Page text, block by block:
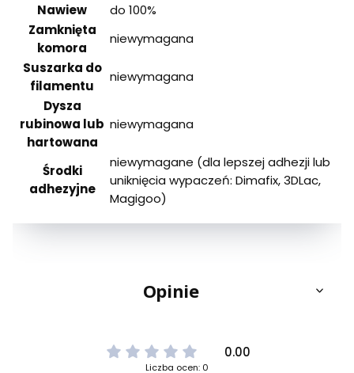
Nawiew
do 100%
Zamknięta
komora
niewymagana
Suszarka do
filamentu
niewymagana
Dysza
rubinowa lub
hartowana
niewymagana
Środki
adhezyjne
niewymagane (dla lepszej adhezji lub
uniknięcia wypaczeń: Dimafix, 3DLac,
Magigoo)
Opinie
0.00
Liczba ocen: 0